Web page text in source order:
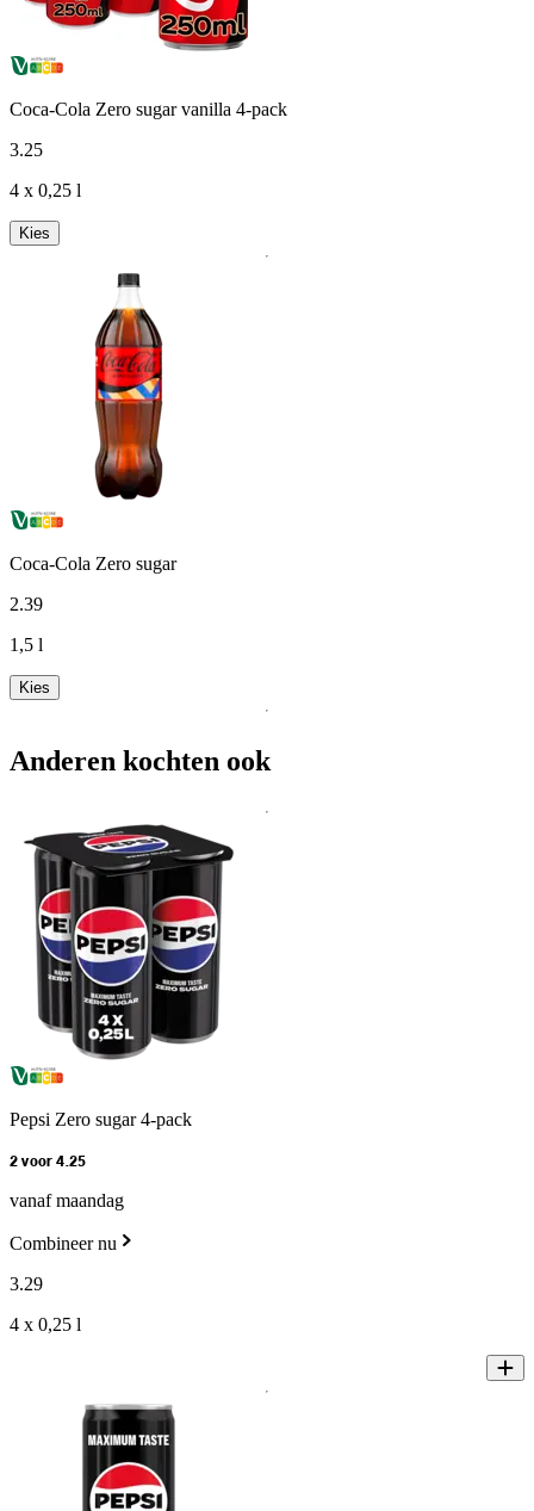
Coca-Cola Zero sugar vanilla 4-pack
3.25
4 x 0,25 l
Kies
Coca-Cola Zero sugar
2.39
1,5 l
Kies
Anderen kochten ook
Pepsi Zero sugar 4-pack
2 voor 4.25
vanaf maandag
Combineer nu
3.29
4 x 0,25 l